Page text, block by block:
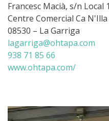
Francesc Macià, s/n Local 1
Centre Comercial Ca N'Illa
08530 – La Garriga
lagarriga@ohtapa.com
938 71 85 66
www.ohtapa.com/